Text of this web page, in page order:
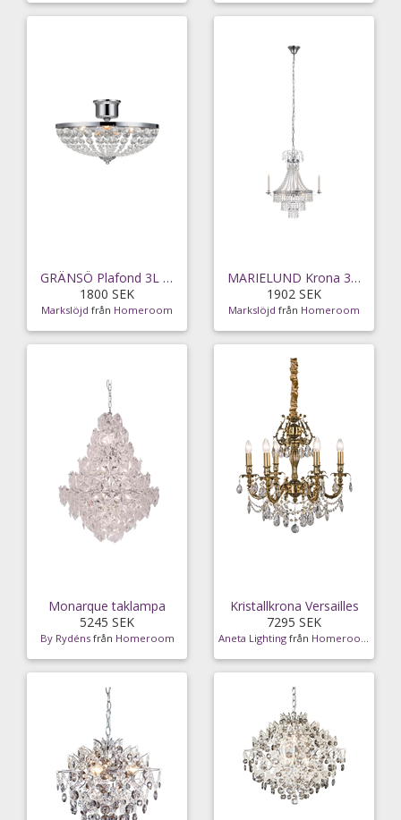
GRÄNSÖ Plafond 3L Krom/MC
1800 SEK
Markslöjd från Homeroom
MARIELUND Krona 3L Krom/MC
1902 SEK
Markslöjd från Homeroom
Monarque taklampa
5245 SEK
By Rydéns från Homeroom
Kristallkrona Versailles
7295 SEK
Aneta Lighting från Homeroom